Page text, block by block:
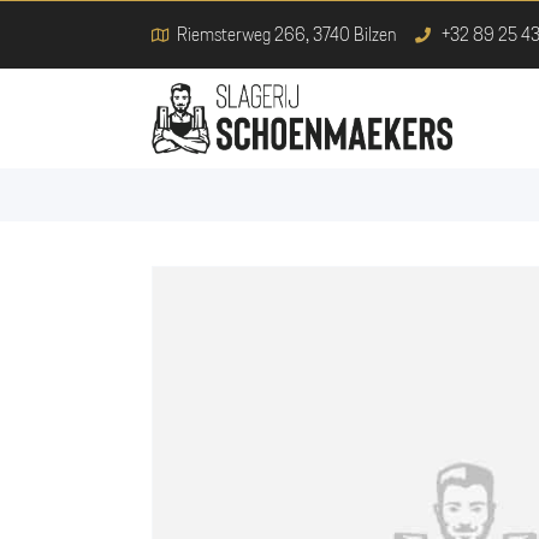
Riemsterweg 266, 3740 Bilzen +32 89 25